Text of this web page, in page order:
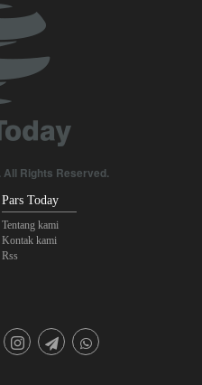
Unggul daripada Sistem
Di Mana Jebel Ali dan
All Rights Reserved.
Pars Today
Tentang kami
Kontak kami
Rss